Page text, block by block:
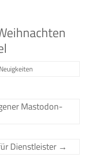
Neuigkeiten
Mastodon-
Dienstleister →